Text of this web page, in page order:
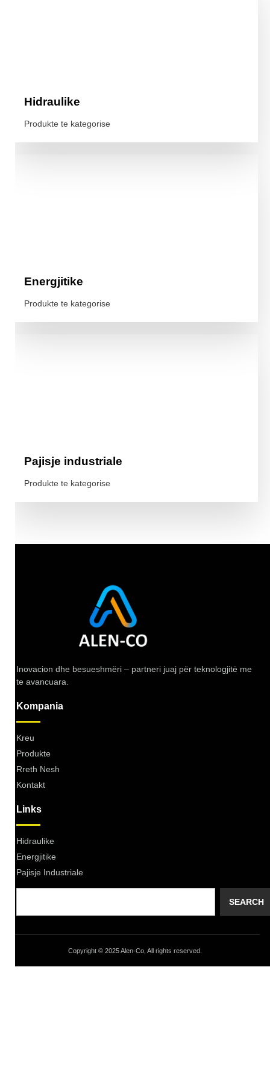
Hidraulike
Produkte te kategorise
Energjitike
Produkte te kategorise
Pajisje industriale
Produkte te kategorise
Inovacion dhe besueshmëri – partneri juaj për teknologjitë me
te avancuara.
Kompania
Kreu
Produkte
Rreth Nesh
Kontakt
Links
Hidraulike
Energjitike
Pajisje Industriale
SEARCH
Copyright © 2025 Alen-Co, All rights reserved.